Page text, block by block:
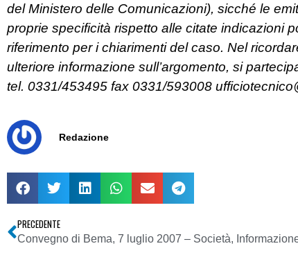
del Ministero delle Comunicazioni), sicché le
proprie specificità rispetto alle citate indicazioni
riferimento per i chiarimenti del caso. Nel
ulteriore informazione sull’argomento, si
tel. 0331/453495 fax 0331/593008
Redazione
PRECEDENTE